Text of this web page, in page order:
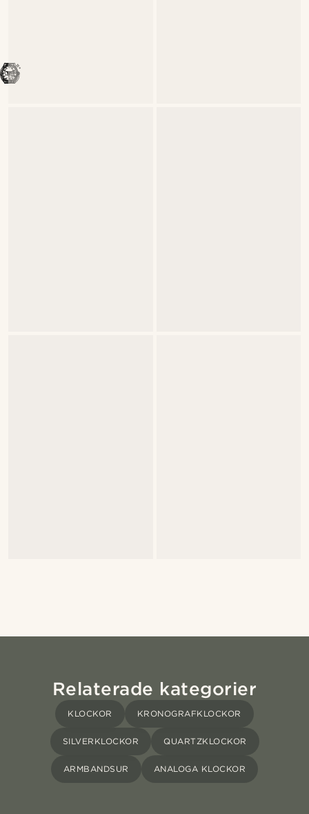
Relaterade kategorier
KLOCKOR KRONOGRAFKLOCKOR
SILVERKLOCKOR QUARTZKLOCKOR
ARMBANDSUR ANALOGA KLOCKOR